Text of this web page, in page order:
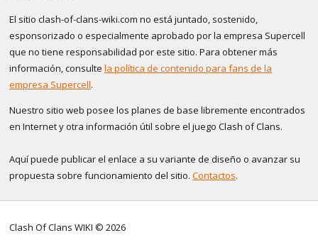
El sitio clash-of-clans-wiki.com no está juntado, sostenido,
esponsorizado o especialmente aprobado por la empresa Supercell
que no tiene responsabilidad por este sitio. Para obtener más
información, consulte la política de contenido para fans de la
empresa Supercell.
Nuestro sitio web posee los planes de base libremente encontrados
en Internet y otra información útil sobre el juego Clash of Clans.
Aquí puede publicar el enlace a su variante de diseño o avanzar su
propuesta sobre funcionamiento del sitio. Contactos.
Clash Of Clans WIKI © 2026